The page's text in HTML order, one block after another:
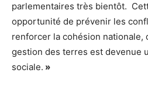
parlementaires très bientôt.
opportunité de prévenir les
renforcer la cohésion nationale,
gestion des terres est devenue
sociale. »